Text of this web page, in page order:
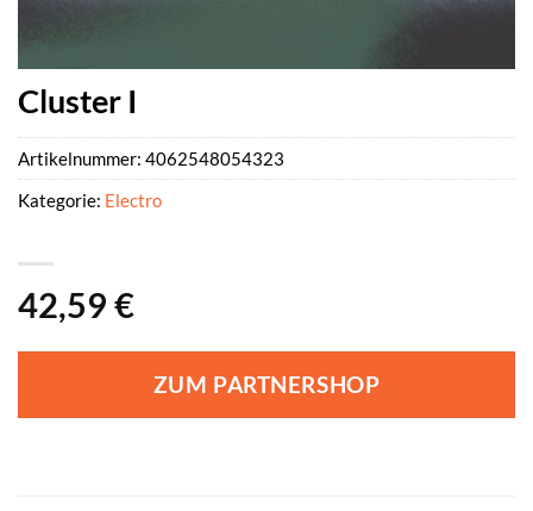
Cluster I
42,59 €
ZUM PARTNERSHOP
Artikelnummer: 4062548054323
Kategorie: Electro